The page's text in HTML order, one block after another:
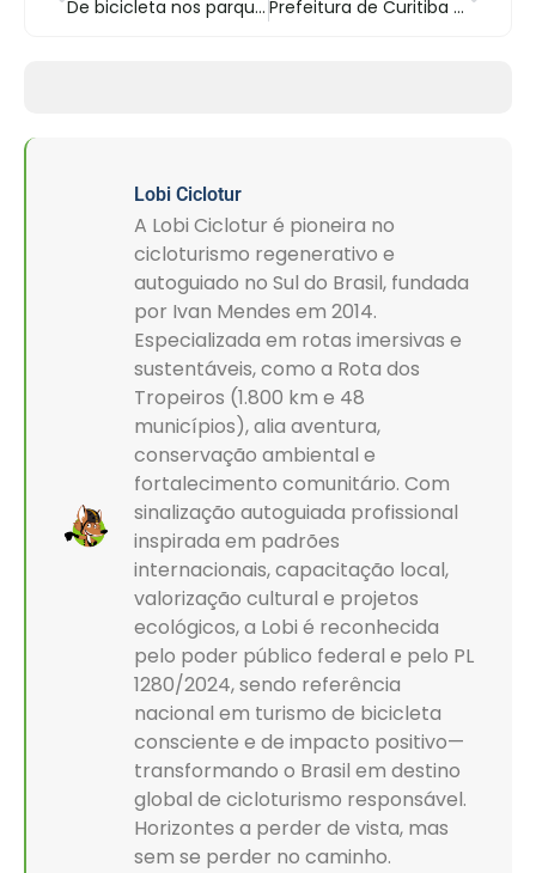
De bicicleta nos parques de Curitiba e SJP Prefeitura de Curitiba distribui faixas refletivas para cilistas
Lobi Ciclotur
A Lobi Ciclotur é pioneira no
cicloturismo regenerativo e
autoguiado no Sul do Brasil, fundada
por Ivan Mendes em 2014.
Especializada em rotas imersivas e
sustentáveis, como a Rota dos
Tropeiros (1.800 km e 48
municípios), alia aventura,
conservação ambiental e
fortalecimento comunitário. Com
sinalização autoguiada profissional
inspirada em padrões
internacionais, capacitação local,
valorização cultural e projetos
ecológicos, a Lobi é reconhecida
pelo poder público federal e pelo PL
1280/2024, sendo referência
nacional em turismo de bicicleta
consciente e de impacto positivo—
transformando o Brasil em destino
global de cicloturismo responsável.
Horizontes a perder de vista, mas
sem se perder no caminho.